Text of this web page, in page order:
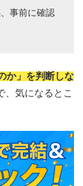
、事前に確認
か」を判断しな
、気になるとこ